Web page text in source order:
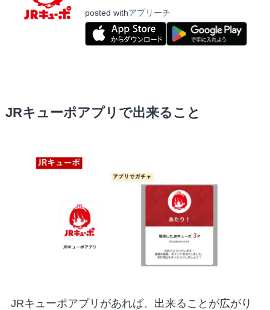
posted withアプリーチ
JRキューポアプリで出来ること
JRキューポアプリがあれば、出来ることが広がり